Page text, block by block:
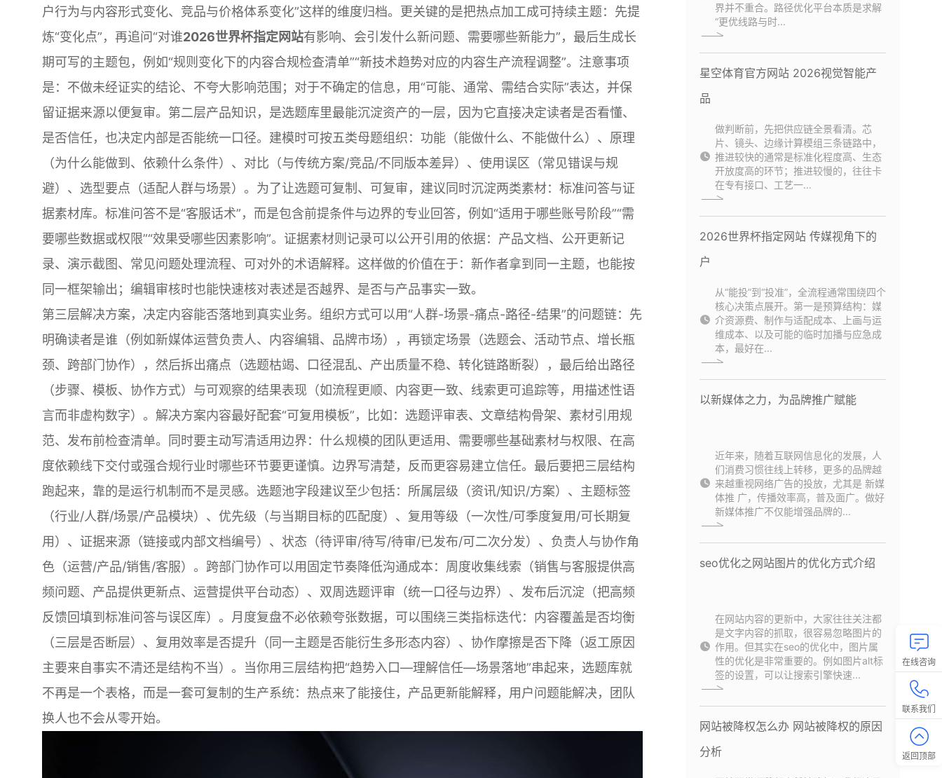
户行为与内容形式变化、竞品与价格体系变化”这样的维度归档。更关键的是把热点加工成可持续主题：先提
炼“变化点”，再追问“对谁2026世界杯指定网站有影响、会引发什么新问题、需要哪些新能力”，最后生成长
期可写的主题包，例如“规则变化下的内容合规检查清单”“新技术趋势对应的内容生产流程调整”。注意事项
是：不做未经证实的结论、不夸大影响范围；对于不确定的信息，用“可能、通常、需结合实际”表达，并保
留证据来源以便复审。第二层产品知识，是选题库里最能沉淀资产的一层，因为它直接决定读者是否看懂、
是否信任，也决定内部是否能统一口径。建模时可按五类母题组织：功能（能做什么、不能做什么）、原理
（为什么能做到、依赖什么条件）、对比（与传统方案/竞品/不同版本差异）、使用误区（常见错误与规
避）、选型要点（适配人群与场景）。为了让选题可复制、可复审，建议同时沉淀两类素材：标准问答与证
据素材库。标准问答不是“客服话术”，而是包含前提条件与边界的专业回答，例如“适用于哪些账号阶段”“需
要哪些数据或权限”“效果受哪些因素影响”。证据素材则记录可以公开引用的依据：产品文档、公开更新记
录、演示截图、常见问题处理流程、可对外的术语解释。这样做的价值在于：新作者拿到同一主题，也能按
同一框架输出；编辑审核时也能快速核对表述是否越界、是否与产品事实一致。
第三层解决方案，决定内容能否落地到真实业务。组织方式可以用“人群-场景-痛点-路径-结果”的问题链：先
明确读者是谁（例如新媒体运营负责人、内容编辑、品牌市场），再锁定场景（选题会、活动节点、增长瓶
颈、跨部门协作），然后拆出痛点（选题枯竭、口径混乱、产出质量不稳、转化链路断裂），最后给出路径
（步骤、模板、协作方式）与可观察的结果表现（如流程更顺、内容更一致、线索更可追踪等，用描述性语
言而非虚构数字）。解决方案内容最好配套“可复用模板”，比如：选题评审表、文章结构骨架、素材引用规
范、发布前检查清单。同时要主动写清适用边界：什么规模的团队更适用、需要哪些基础素材与权限、在高
度依赖线下交付或强合规行业时哪些环节要更谨慎。边界写清楚，反而更容易建立信任。最后要把三层结构
跑起来，靠的是运行机制而不是灵感。选题池字段建议至少包括：所属层级（资讯/知识/方案）、主题标签
（行业/人群/场景/产品模块）、优先级（与当期目标的匹配度）、复用等级（一次性/可季度复用/可长期复
用）、证据来源（链接或内部文档编号）、状态（待评审/待写/待审/已发布/可二次分发）、负责人与协作角
色（运营/产品/销售/客服）。跨部门协作可以用固定节奏降低沟通成本：周度收集线索（销售与客服提供高
频问题、产品提供更新点、运营提供平台动态）、双周选题评审（统一口径与边界）、发布后沉淀（把高频
反馈回填到标准问答与误区库）。月度复盘不必依赖夸张数据，可以围绕三类指标迭代：内容覆盖是否均衡
（三层是否断层）、复用效率是否提升（同一主题是否能衍生多形态内容）、协作摩擦是否下降（返工原因
主要来自事实不清还是结构不当）。当你用三层结构把“趋势入口—理解信任—场景落地”串起来，选题库就
不再是一个表格，而是一套可复制的生产系统：热点来了能接住，产品更新能解释，用户问题能解决，团队
换人也不会从零开始。
界并不重合。路径优化平台本质是求解
“更优线路与时...
星空体育官方网站 2026视觉智能产
品
做判断前，先把供应链全景看清。芯
片、镜头、边缘计算模组三条链路中，
推进较快的通常是标准化程度高、生态
开放度高的环节；推进较慢的，往往卡
在专有接口、工艺一...
2026世界杯指定网站 传媒视角下的
户
从“能投”到“投准”，全流程通常围绕四个
核心决策点展开。第一是预算结构：媒
介资源费、制作与适配成本、上画与运
维成本、以及可能的临时加播与应急成
本，最好在...
以新媒体之力，为品牌推广赋能
近年来，随着互联网信息化的发展，人
们消费习惯往线上转移，更多的品牌越
来越重视网络广告的投放，尤其是 新媒
体推 广，传播效率高，普及面广。做好
新媒体推广不仅能增强品牌的...
seo优化之网站图片的优化方式介绍
在网站内容的更新中，大家往往关注都
是文字内容的抓取，很容易忽略图片的
作用。但其实在seo的优化中，图片属
性的优化是非常重要的。例如图片alt标
签的设置，可以让搜索引擎快速...
网站被降权怎么办 网站被降权的原因
分析
在线咨询
联系我们
返回顶部